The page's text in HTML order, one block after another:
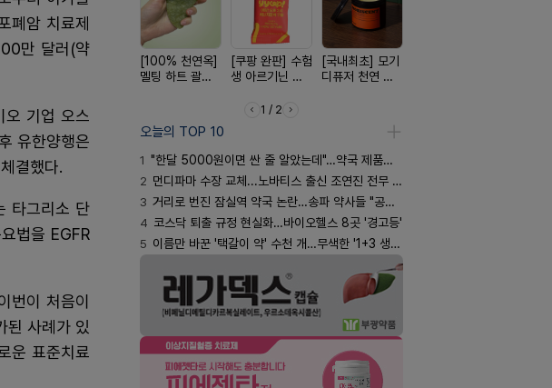
폐암 치료제
만 달러(약
오 기업 오스
유한양행은
결했다.
타그리소 단
법을 EGFR
번이 처음이
된 사례가 있
운 표준치료
[100% 천연옥]
멜팅 하트 괄사
[쿠팡 완판] 수험
생 아르기닌 에
[국내최초] 모기
디퓨저 천연 계
1 / 2
오늘의 TOP 10
1 "한달 5000원이면 싼 줄 알았는데"…약국 제품과 비교해보니
2 먼디파마 수장 교체...노바티스 출신 조연진 전무 내정
3 거리로 번진 잠실역 약국 논란…송파 약사들 "공공성 훼손"
4 코스닥 퇴출 규정 현실화…바이오헬스 8곳 '경고등'
5 이름만 바꾼 '택갈이 약' 수천 개…무색한 '1+3 생동'